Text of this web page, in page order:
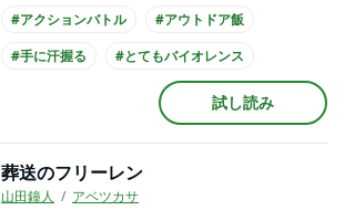
#アクションバトル
#アウトドア飯
#手に汗握る
#とてもバイオレンス
#手塚治虫文化賞
#マンガ大賞
#俺マン
#幕末が舞台
試し読み
葬送のフリーレン
山田鐘人
アベツカサ